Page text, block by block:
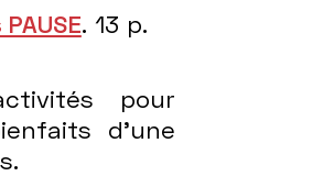
. 13 p.
pour
d’une